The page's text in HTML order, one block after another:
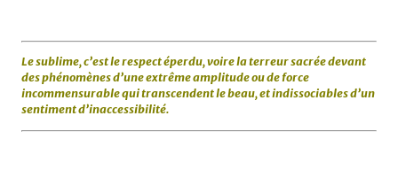
Le sublime, c’est le respect éperdu, voire la terreur sacrée devant
des phénomènes d’une extrême amplitude ou de force
incommensurable qui transcendent le beau, et indissociables d’un
sentiment d’inaccessibilité.